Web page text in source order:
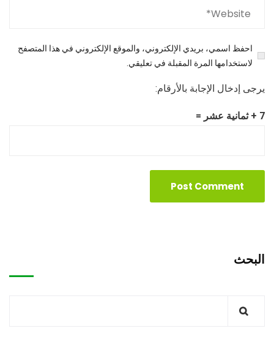
احفظ اسمي، بريدي الإلكتروني، والموقع الإلكتروني في هذا المتصفح
لاستخدامها المرة المقبلة في تعليقي.
يرجى إدخال الإجابة بالأرقام:
7 + ثمانية عشر =
البحث